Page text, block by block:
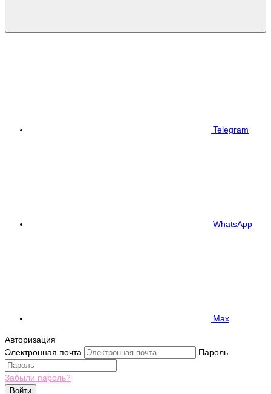
Telegram
WhatsApp
Max
Авторизация
Электронная почта
Пароль
Забыли пароль?
Войти